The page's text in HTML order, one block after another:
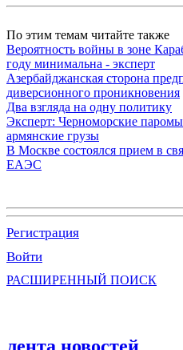
По этим темам читайте также
Вероятность войны в зоне
году минимальна - эксперт
Азербайджанская сторона
диверсионного проникновения
Два взгляда на одну политику
Эксперт: Черноморские паромы
армянские грузы
В Москве состоялся прием в
ЕАЭС
Регистрация
Войти
РАСШИРЕННЫЙ ПОИСК